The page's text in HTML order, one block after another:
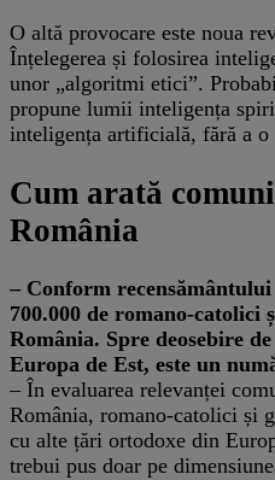
O altă provocare este noua
Înțelegerea și folosirea
unor „algoritmi etici”.
propune lumii inteligența
inteligența artificială, fără a o
Cum arată
România
– Conform
700.000 de romano-catolici
România. Spre deosebire
Europa de Est, este un
– În evaluarea relevanței
România, romano-catolici și
cu alte țări ortodoxe din
trebui pus doar pe